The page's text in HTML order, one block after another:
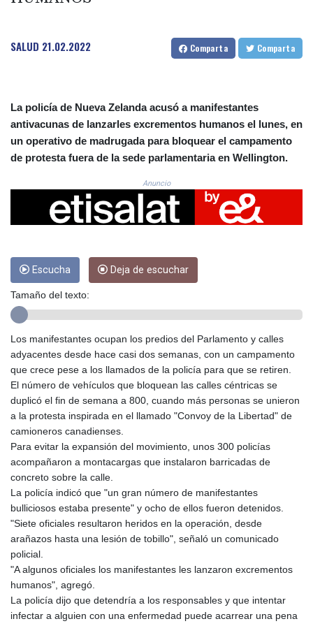
CVE 110.22332
DOP 67.26602
DZD 153.587771
EGP 57.609419
ERN 17.330971
FJD 2.552261
FKP 0.857019
GBP 0.856098
GHS 13.519372
GIP 0.857019
GNF 10120.260724
GYD 241.024009
HKD 9.064594
HNL 30.884989
HRK 7.534375
HTG 150.666939
HUF 363.033032
ILS 3.468101
IMP 0.857019
IQD 1509.468404
IRR 1589307.85432
ISK 142.587462
JEP 0.857019
JOD 0.819159
KES 149.450928
KGS 101.03906
SALUD 21.02.2022 Comparta Comparta
La policía de Nueva Zelanda acusó a manifestantes
antivacunas de lanzarles excrementos humanos el lunes, en
un operativo de madrugada para bloquear el campamento
de protesta fuera de la sede parlamentaria en Wellington.
Anuncio
Escucha Deja de escuchar
Tamaño del texto:
Los manifestantes ocupan los predios del Parlamento y calles
adyacentes desde hace casi dos semanas, con un campamento
que crece pese a los llamados de la policía para que se retiren.
El número de vehículos que bloquean las calles céntricas se
duplicó el fin de semana a 800, cuando más personas se unieron
a la protesta inspirada en el llamado "Convoy de la Libertad" de
camioneros canadienses.
Para evitar la expansión del movimiento, unos 300 policías
acompañaron a montacargas que instalaron barricadas de
concreto sobre la calle.
La policía indicó que "un gran número de manifestantes
bulliciosos estaba presente" y ocho de ellos fueron detenidos.
"Siete oficiales resultaron heridos en la operación, desde
arañazos hasta una lesión de tobillo", señaló un comunicado
policial.
"A algunos oficiales los manifestantes les lanzaron excrementos
humanos", agregó.
La policía dijo que detendría a los responsables y que intentar
infectar a alguien con una enfermedad puede acarrear una pena